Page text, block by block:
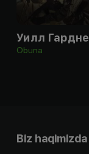
Уилл
Obuna
Biz haqimizda